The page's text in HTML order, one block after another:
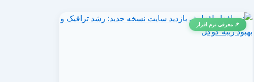
📌 معرفی نرم افزار